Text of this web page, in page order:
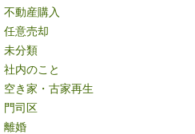
不動産購入
任意売却
未分類
社内のこと
空き家・古家再生
門司区
離婚